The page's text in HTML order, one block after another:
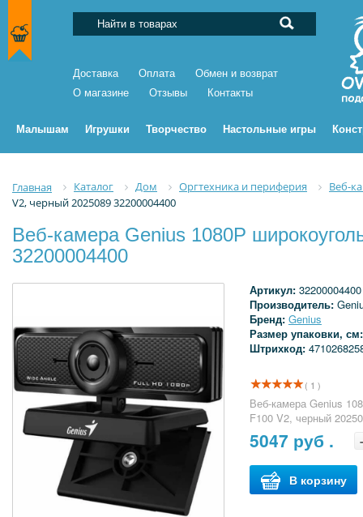
Доставка Оплата
Обмен и возврат
О магазине
Отзывы Контакты
Малышам Игрушки Творчество Настольные игры
Главная Каталог Дом Оргтехника и периферия
Веб-
V2, черный 2025089 32200004400
Веб-камера Genius 1080P
32200004400
Артикул: 32200004400
Производитель:
Бренд: Genius
Размер упаковки,
Штрихкод:
( 1 )
Веб-камера Genius
F100 V2, черный
5047 руб .
В корзину